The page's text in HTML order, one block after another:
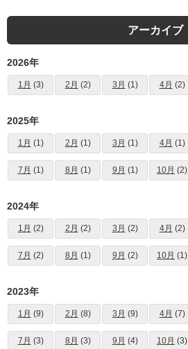
アーカイブ
2026年
1月 (3) 2月 (2) 3月 (1) 4月 (2)
2025年
1月 (1) 2月 (1) 3月 (1) 4月 (1)
7月 (1) 8月 (1) 9月 (1) 10月 (2)
2024年
1月 (2) 2月 (2) 3月 (2) 4月 (2)
7月 (2) 8月 (1) 9月 (2) 10月 (1)
2023年
1月 (9) 2月 (8) 3月 (9) 4月 (7)
7月 (3) 8月 (3) 9月 (4) 10月 (3)